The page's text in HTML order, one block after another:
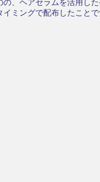
、ヘアセラムを活用し
ミングで配布したことで